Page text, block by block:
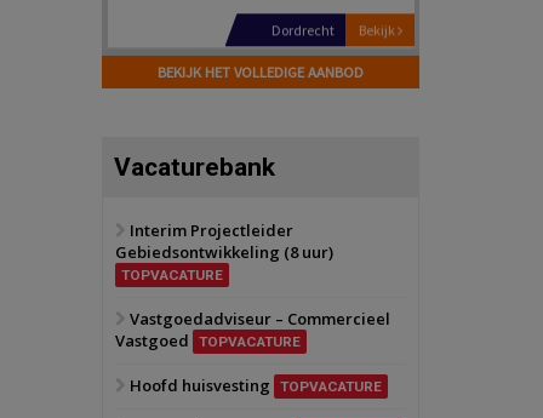
Bekijk
Hilversum
17 september 2026
Voormalig
Zwanenburg
6 oktober 2026
BEKIJK HET VOLLEDIGE AANBOD
Vacaturebank
Interim Projectleider
Gebiedsontwikkeling (8 uur)
TOPVACATURE
Vastgoedadviseur – Commercieel
Vastgoed
TOPVACATURE
Hoofd huisvesting TOPVACATURE